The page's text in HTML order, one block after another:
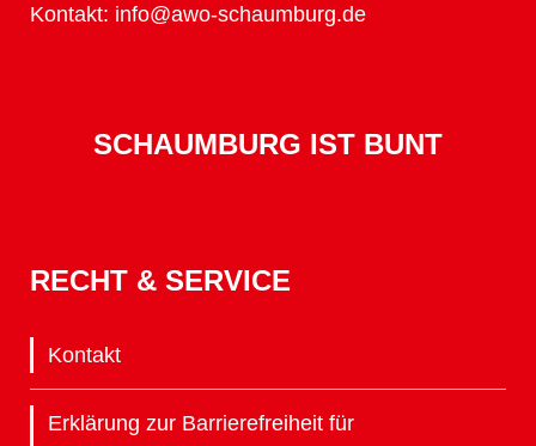
Kontakt: info@awo-schaumburg.de
SCHAUMBURG IST BUNT
RECHT & SERVICE
Kontakt
Erklärung zur Barrierefreiheit für